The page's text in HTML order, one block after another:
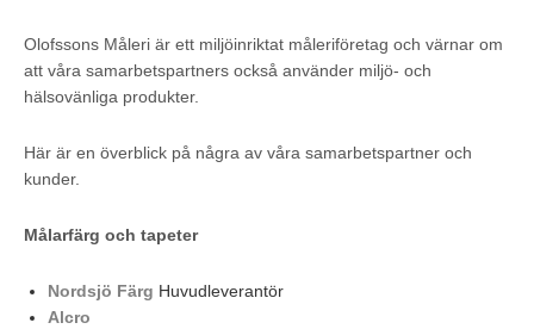
Olofssons Måleri är ett miljöinriktat måleriföretag och värnar om
att våra samarbetspartners också använder miljö- och
hälsovänliga produkter.
Här är en överblick på några av våra samarbetspartner och
kunder.
Målarfärg och tapeter
Nordsjö Färg Huvudleverantör
Alcro